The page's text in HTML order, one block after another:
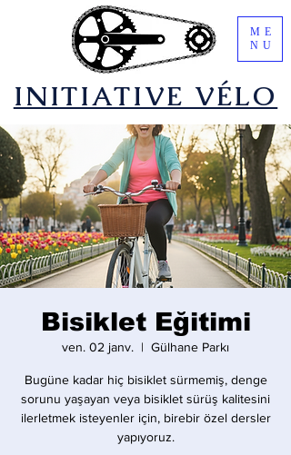
​INITIATIVE VÉLO
ME
NU
Bisiklet Eğitimi
ven. 02 janv.
  |
Gülhane Parkı
Bugüne kadar hiç bisiklet sürmemiş, denge
sorunu yaşayan veya bisiklet sürüş kalitesini
ilerletmek isteyenler için, birebir özel dersler
yapıyoruz.